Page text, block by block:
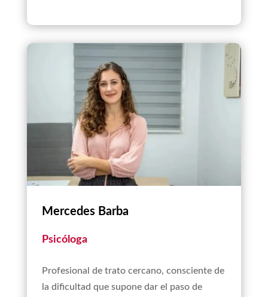
Mercedes Barba
Psicóloga
Profesional de trato cercano, consciente de
la dificultad que supone dar el paso de